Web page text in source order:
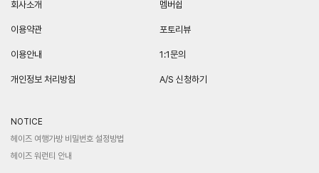
회사소개
이용약관
이용안내
개인정보 처리방침
멤버쉽
포토리뷰
1:1문의
A/S 신청하기
NOTICE
헤이즈 여행가방 비밀번호 설정방법
헤이즈 워런티 안내